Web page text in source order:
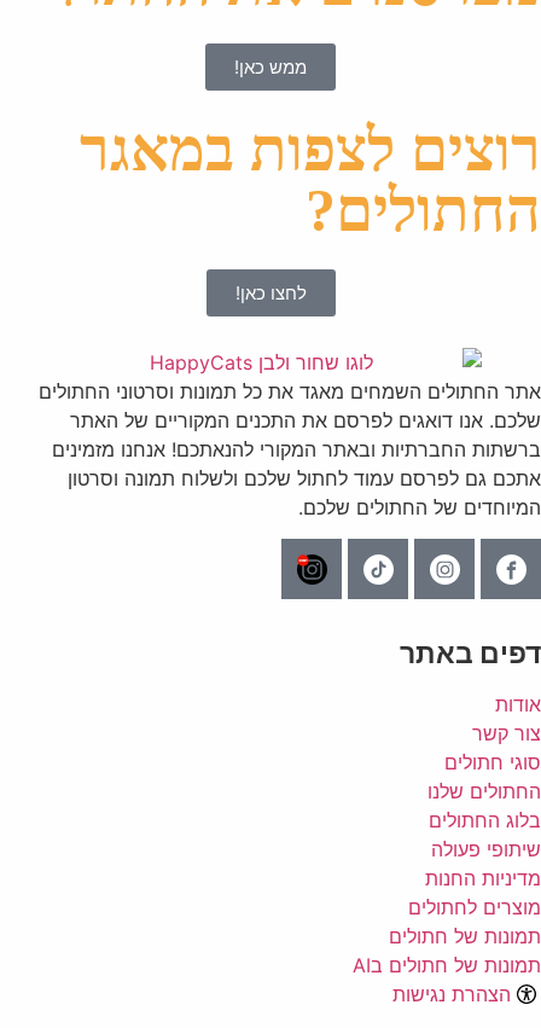
ממש כאן!
רוצים לצפות במאגר
החתולים?
לחצו כאן!
אתר החתולים השמחים מאגד את כל תמונות וסרטוני החתולים
שלכם. אנו דואגים לפרסם את התכנים המקוריים של האתר
ברשתות החברתיות ובאתר המקורי להנאתכם! אנחנו מזמינים
אתכם גם לפרסם עמוד לחתול שלכם ולשלוח תמונה וסרטון
המיוחדים של החתולים שלכם.
דפים באתר
אודות
צור קשר
סוגי חתולים
החתולים שלנו
בלוג החתולים
שיתופי פעולה
מדיניות החנות
מוצרים לחתולים
תמונות של חתולים
תמונות של חתולים בAI
הצהרת נגישות